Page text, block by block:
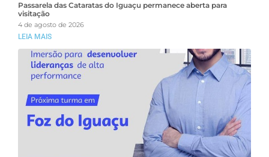
Passarela das Cataratas do Iguaçu permanece aberta para
visitação
4 de agosto de 2026
LEIA MAIS